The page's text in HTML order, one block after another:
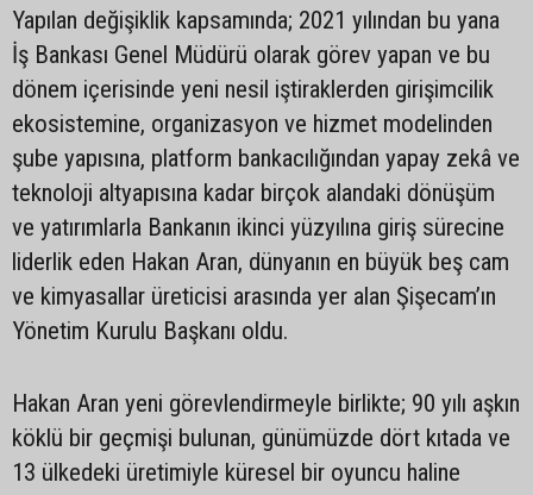
Yapılan değişiklik kapsamında; 2021 yılından bu yana
İş Bankası Genel Müdürü olarak görev yapan ve bu
dönem içerisinde yeni nesil iştiraklerden girişimcilik
ekosistemine, organizasyon ve hizmet modelinden
şube yapısına, platform bankacılığından yapay zekâ ve
teknoloji altyapısına kadar birçok alandaki dönüşüm
ve yatırımlarla Bankanın ikinci yüzyılına giriş sürecine
liderlik eden Hakan Aran, dünyanın en büyük beş cam
ve kimyasallar üreticisi arasında yer alan Şişecam’ın
Yönetim Kurulu Başkanı oldu.
Hakan Aran yeni görevlendirmeyle birlikte; 90 yılı aşkın
köklü bir geçmişi bulunan, günümüzde dört kıtada ve
13 ülkedeki üretimiyle küresel bir oyuncu haline